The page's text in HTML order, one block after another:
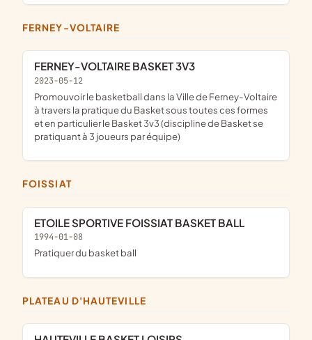
FERNEY-VOLTAIRE
FERNEY-VOLTAIRE BASKET 3V3
2023-05-12
promouvoir le basketball dans la Ville de Ferney-Voltaire
à travers la pratique du Basket sous toutes ces formes
et en particulier le Basket 3v3 (discipline de Basket se
pratiquant à 3 joueurs par équipe)
FOISSIAT
ETOILE SPORTIVE FOISSIAT BASKET BALL
1994-01-08
pratiquer du basket ball
PLATEAU D'HAUTEVILLE